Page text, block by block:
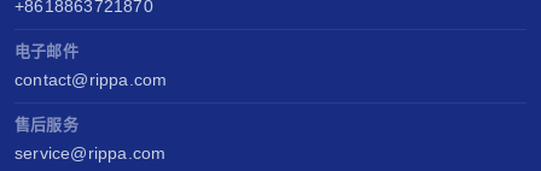
+8618863721870
电子邮件
contact@rippa.com
售后服务
service@rippa.com